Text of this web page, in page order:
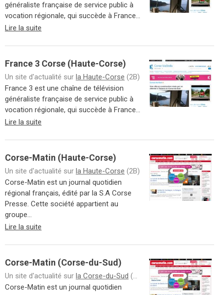
généraliste française de service public à
vocation régionale, qui succède à France...
Lire la suite
France 3 Corse (Haute-Corse)
Un site d'actualité sur la Haute-Corse (2B)
France 3 est une chaîne de télévision
généraliste française de service public à
vocation régionale, qui succède à France...
Lire la suite
Corse-Matin (Haute-Corse)
Un site d'actualité sur la Haute-Corse (2B)
Corse-Matin est un journal quotidien
régional français, édité par la S.A Corse
Presse. Cette société appartient au
groupe...
Lire la suite
Corse-Matin (Corse-du-Sud)
Un site d'actualité sur la Corse-du-Sud (2A)
Corse-Matin est un journal quotidien